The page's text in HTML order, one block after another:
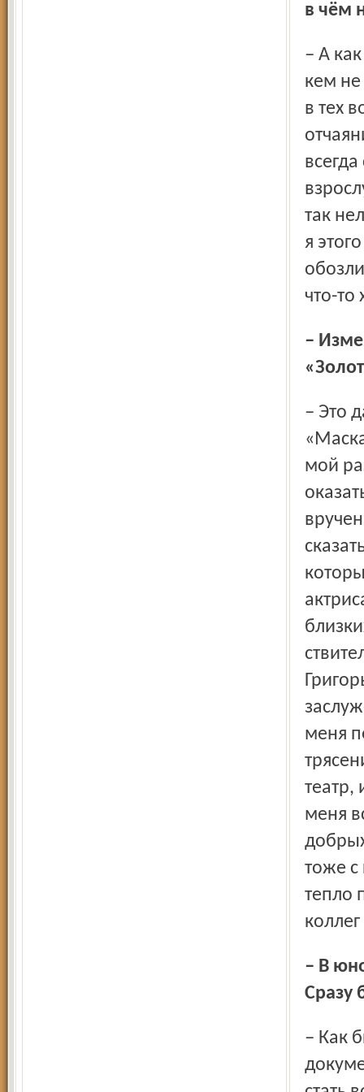
в чём
– А как иначе? Вот чего я никогда не делаю, так это ни с
кем
в тех
так
я
что-то
– Изменилась ли как-то ваша жизнь, самооценка после
– Это далеко не первая моя награда, и, к счастью, ни
мой
меня
театр,
меня
тоже с
тепло
– В юности вы не задумывались о выборе профессии?
Сразу
– Как бы не так! После восьмого класса я подала